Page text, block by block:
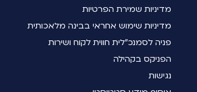
מדיניות שמירת הפרטיות
מדיניות שימוש אחראי בבינה מלאכותית
פניה לסמנכ"לית חווית לקוח ושירות
הפניקס בקהילה
נגישות